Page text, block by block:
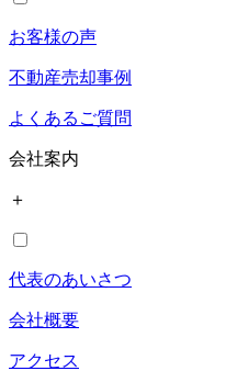
お客様の声
不動産売却事例
よくあるご質問
会社案内
＋
代表のあいさつ
会社概要
アクセス